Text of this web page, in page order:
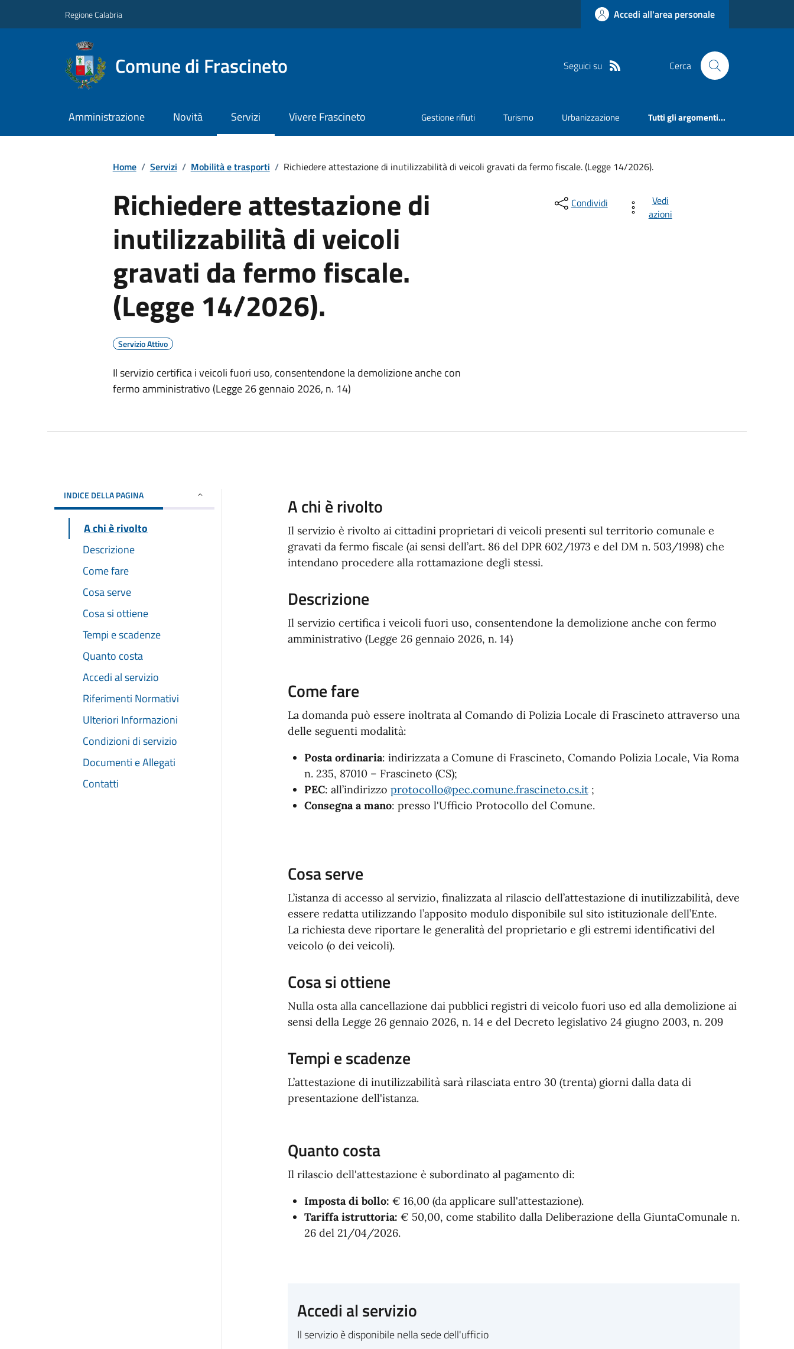
Regione Calabria Accedi all'area personale
Comune di Frascineto Seguici su Cerca
Amministrazione Novità Servizi Vivere Frascineto Gestione rifiuti Turismo Urbanizzazione Tutti gli argomenti...
Home / Servizi / Mobilità e trasporti / Richiedere attestazione di inutilizzabilità di veicoli gravati da fermo fiscale. (Legge 14/2026).
Richiedere attestazione di
inutilizzabilità di veicoli
gravati da fermo fiscale.
(Legge 14/2026).
Servizio Attivo
Il servizio certifica i veicoli fuori uso, consentendone la demolizione anche con
fermo amministrativo (Legge 26 gennaio 2026, n. 14)
Condividi
Vedi
azioni
INDICE DELLA PAGINA
A chi è rivolto
Descrizione
Come fare
Cosa serve
Cosa si ottiene
Tempi e scadenze
Quanto costa
Accedi al servizio
Riferimenti Normativi
Ulteriori Informazioni
Condizioni di servizio
Documenti e Allegati
Contatti
A chi è rivolto
Il servizio è rivolto ai cittadini proprietari di veicoli presenti sul territorio comunale e
gravati da fermo fiscale (ai sensi dell’art. 86 del DPR 602/1973 e del DM n. 503/1998) che
intendano procedere alla rottamazione degli stessi.
Descrizione
Il servizio certifica i veicoli fuori uso, consentendone la demolizione anche con fermo
amministrativo (Legge 26 gennaio 2026, n. 14)
Come fare
La domanda può essere inoltrata al Comando di Polizia Locale di Frascineto attraverso una
delle seguenti modalità:
Posta ordinaria: indirizzata a Comune di Frascineto, Comando Polizia Locale, Via Roma
n. 235, 87010 – Frascineto (CS);
PEC: all’indirizzo protocollo@pec.comune.frascineto.cs.it;
Consegna a mano: presso l'Ufficio Protocollo del Comune.
Cosa serve
L’istanza di accesso al servizio, finalizzata al rilascio dell’attestazione di inutilizzabilità, deve
essere redatta utilizzando l’apposito modulo disponibile sul sito istituzionale dell’Ente.
La richiesta deve riportare le generalità del proprietario e gli estremi identificativi del
veicolo (o dei veicoli).
Cosa si ottiene
Nulla osta alla cancellazione dai pubblici registri di veicolo fuori uso ed alla demolizione ai
sensi della Legge 26 gennaio 2026, n. 14 e del Decreto legislativo 24 giugno 2003, n. 209
Tempi e scadenze
L’attestazione di inutilizzabilità sarà rilasciata entro 30 (trenta) giorni dalla data di
presentazione dell'istanza.
Quanto costa
Il rilascio dell'attestazione è subordinato al pagamento di:
Imposta di bollo: € 16,00 (da applicare sull'attestazione).
Tariffa istruttoria: € 50,00, come stabilito dalla Deliberazione della GiuntaComunale n.
26 del 21/04/2026.
Accedi al servizio
Il servizio è disponibile nella sede dell'ufficio